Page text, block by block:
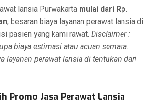
lansia Purwakarta mulai dari Rp.
, besaran biaya layanan perawat lansia di
pasien yang kami rawat. Disclaimer :
biaya estimasi atau acuan semata.
layanan perawat lansia di tentukan dari
Promo Jasa Perawat Lansia